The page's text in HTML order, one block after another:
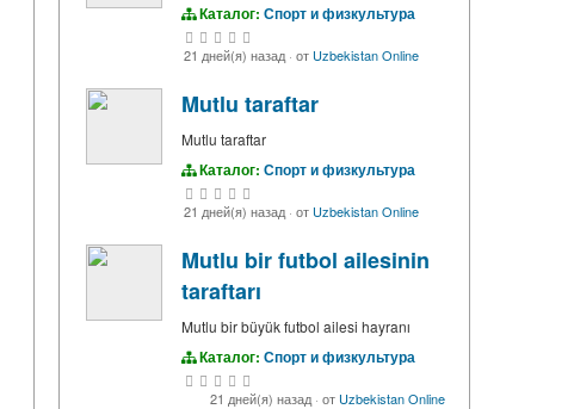
Каталог: Спорт и физкультура
21 дней(я) назад · от Uzbekistan Online
Mutlu taraftar
Mutlu taraftar
Каталог: Спорт и физкультура
21 дней(я) назад · от Uzbekistan Online
Mutlu bir futbol ailesinin
taraftarı
Mutlu bir büyük futbol ailesi hayranı
Каталог: Спорт и физкультура
21 дней(я) назад · от Uzbekistan Online